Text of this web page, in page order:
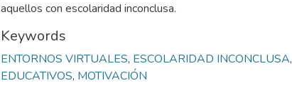
aquellos con escolaridad inconclusa.
Keywords
ENTORNOS VIRTUALES, ESCOLARIDAD INCONCLUSA,
EDUCATIVOS, MOTIVACIÓN